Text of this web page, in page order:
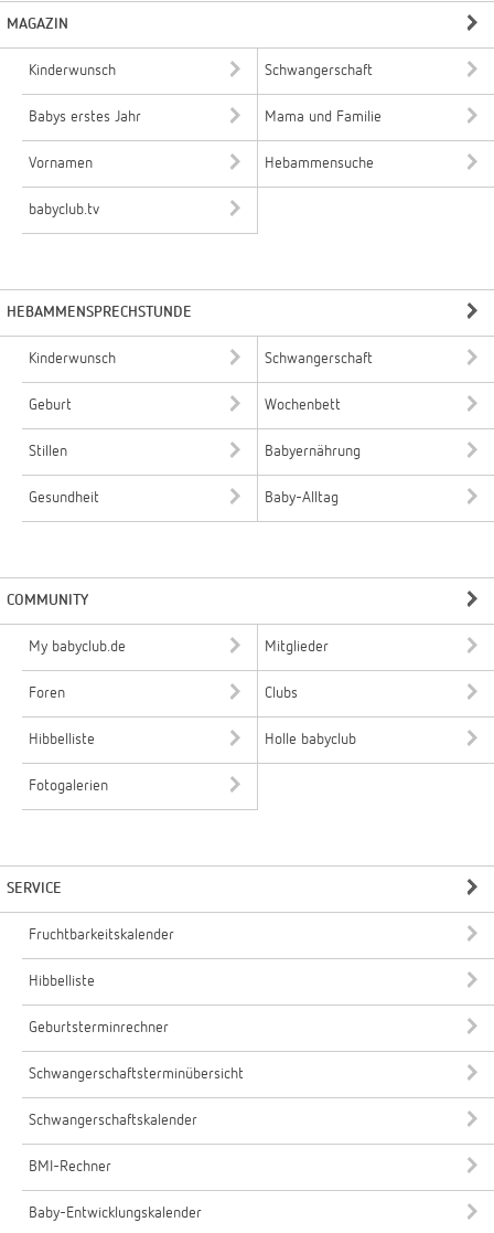
MAGAZIN
Kinderwunsch Schwangerschaft
Babys erstes Jahr Mama und Familie
Vornamen Hebammensuche
babyclub.tv
HEBAMMENSPRECHSTUNDE
Kinderwunsch Schwangerschaft
Geburt Wochenbett
Stillen Babyernährung
Gesundheit Baby-Alltag
COMMUNITY
My babyclub.de Mitglieder
Foren Clubs
Hibbelliste Holle babyclub
Fotogalerien
SERVICE
Fruchtbarkeitskalender
Hibbelliste
Geburtsterminrechner
Schwangerschaftsterminübersicht
Schwangerschaftskalender
BMI-Rechner
Baby-Entwicklungskalender